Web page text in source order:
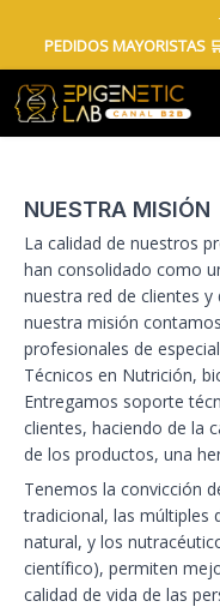
PEDIDOS MAYORISTAS
TIENDA MINORISTA
CONTACTO
NUESTRA MISIÓN
La calidad de nuestros
han consolidado como
nuestra red de clientes y
nuestra misión
profesionales de
Técnicos en Nutrición,
Entregamos soporte
clientes, haciendo de la
de los productos, una
Tenemos la convicción
tradicional, las múltiples
natural, y los
científico), permiten
calidad de vida de las